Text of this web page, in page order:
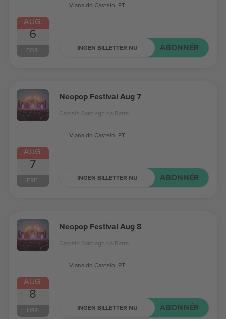
AUG.
6
TOR.
Viana do Castelo, PT
INGEN BILLETTER NU ABONNÉR
AUG.
7
FRE.
Neopop Festival Aug 7
Castelo Santiago da Barra
Viana do Castelo, PT
INGEN BILLETTER NU ABONNÉR
AUG.
8
LØR.
Neopop Festival Aug 8
Castelo Santiago da Barra
Viana do Castelo, PT
INGEN BILLETTER NU ABONNÉR